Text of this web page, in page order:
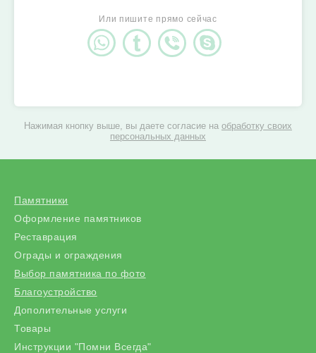
Или пишите прямо сейчас
Нажимая кнопку выше, вы даете согласие на обработку своих
персональных данных
Памятники
Оформление памятников
Реставрация
Ограды и ограждения
Выбор памятника по фото
Благоустройство
Дополительные услуги
Товары
Инструкции "Помни Всегда"